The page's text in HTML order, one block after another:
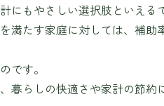
もやさしい選択肢といえる
満たす家庭に対しては、補助
です。
暮らしの快適さや家計の節約